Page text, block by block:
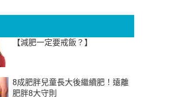
【減肥一定要戒飯？】
8成肥胖兒童長大後繼續肥！遠離
肥胖8大守則